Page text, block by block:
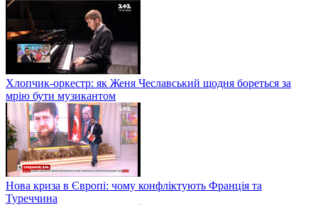
Хлопчик-оркестр: як Женя Чеславський щодня бореться за
мрію бути музикантом
Нова криза в Європі: чому конфліктують Франція та
Туреччина